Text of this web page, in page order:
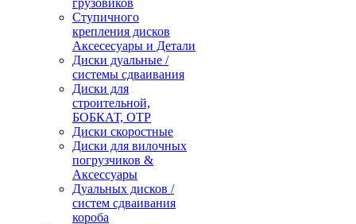
грузовиков
Ступичного
крепления дисков
Аксесесуары и Детали
Диски дуальные /
системы сдваивания
Диски для
строительной,
БОБКАТ, ОТР
Диски скоростные
Диски для вилочных
погрузчиков &
Аксессуары
Дуальных дисков /
систем сдваивания
короба